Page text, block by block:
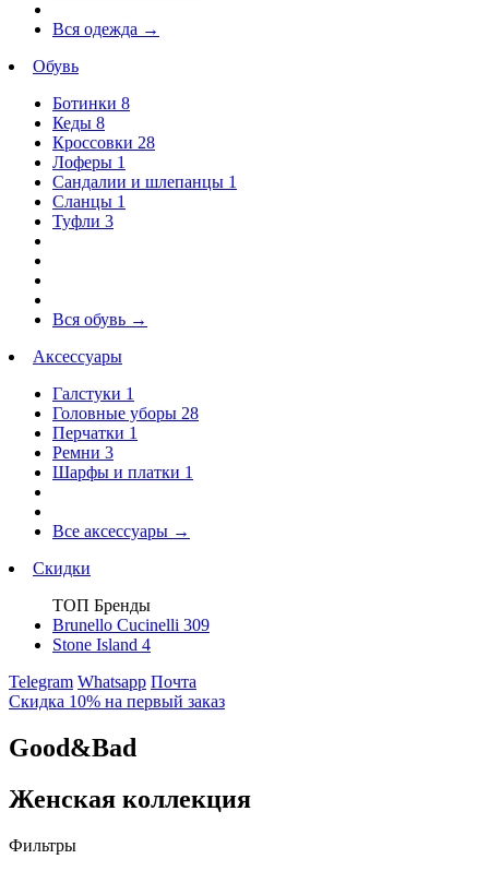
Вся одежда →
Обувь
Ботинки 8
Кеды 8
Кроссовки 28
Лоферы 1
Сандалии и шлепанцы 1
Сланцы 1
Туфли 3
Вся обувь →
Аксессуары
Галстуки 1
Головные уборы 28
Перчатки 1
Ремни 3
Шарфы и платки 1
Все аксессуары →
Скидки
ТОП Бренды
Brunello Cucinelli 309
Stone Island 4
Telegram Whatsapp Почта
Скидка 10% на первый заказ
Good&Bad
Женская коллекция
Фильтры